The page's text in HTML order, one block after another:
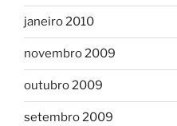
janeiro 2010
novembro 2009
outubro 2009
setembro 2009